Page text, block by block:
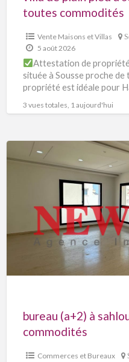
toutes commodités
Vente Maisons et Villas
5 août 2026
Attestation de
située à Sousse proche
propriété est idéale pour
3 vues totales, 1 aujourd'hui
bureau (a+2) à
commodités
Commerces et Bureaux